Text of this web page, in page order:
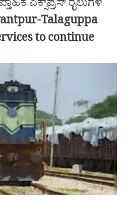
ಎಕ್ಸ್‌ಪ್ರೆಸ್ ರೈಲುಗಳ
Talaguppa
to continue